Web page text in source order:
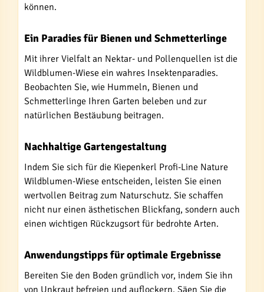
können.
Ein Paradies für Bienen und Schmetterlinge
Mit ihrer Vielfalt an Nektar- und Pollenquellen ist die
Wildblumen-Wiese ein wahres Insektenparadies.
Beobachten Sie, wie Hummeln, Bienen und
Schmetterlinge Ihren Garten beleben und zur
natürlichen Bestäubung beitragen.
Nachhaltige Gartengestaltung
Indem Sie sich für die Kiepenkerl Profi-Line Nature
Wildblumen-Wiese entscheiden, leisten Sie einen
wertvollen Beitrag zum Naturschutz. Sie schaffen
nicht nur einen ästhetischen Blickfang, sondern auch
einen wichtigen Rückzugsort für bedrohte Arten.
Anwendungstipps für optimale Ergebnisse
Bereiten Sie den Boden gründlich vor, indem Sie ihn
von Unkraut befreien und auflockern. Säen Sie die